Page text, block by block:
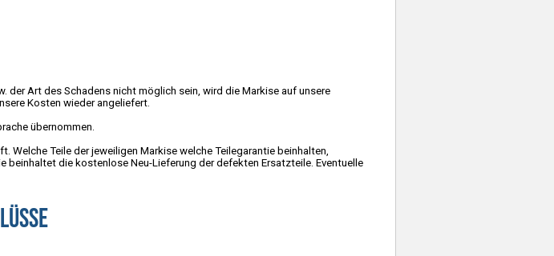
der Art des Schadens nicht möglich sein, wird die Markise auf unsere
Kosten wieder angeliefert.
übernommen.
Welche Teile der jeweiligen Markise welche Teilegarantie beinhalten,
beinhaltet die kostenlose Neu-Lieferung der defekten Ersatzteile. Eventuelle